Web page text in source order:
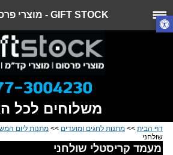
GIFT STOCK - מוצרי פרסום ומ...
משלוחים לכל
דף הבית >> מתנות לחגים ומועדים >> מתנות ליום
שולחני
מעמד קריסטלי שולחני